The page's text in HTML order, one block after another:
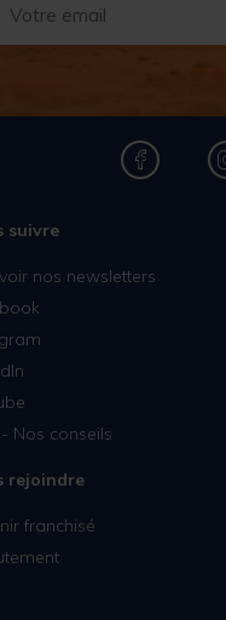
suivre
nos newsletters
Nos conseils
rejoindre
franchisé